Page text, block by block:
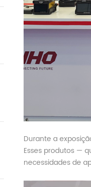
Durante a
Esses produtos —
necessidades de